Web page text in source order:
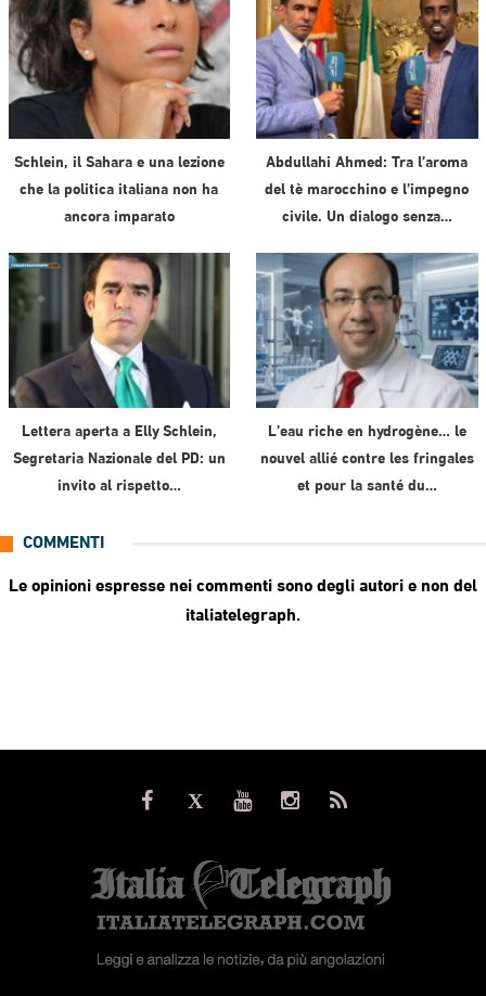
Schlein, il Sahara e una lezione
che la politica italiana non ha
ancora imparato
Abdullahi Ahmed: Tra l’aroma
del tè marocchino e l’impegno
civile. Un dialogo senza…
Lettera aperta a Elly Schlein,
Segretaria Nazionale del PD: un
invito al rispetto…
L’eau riche en hydrogène… le
nouvel allié contre les fringales
et pour la santé du…
COMMENTI
Le opinioni espresse nei commenti sono degli autori e non del
italiatelegraph.